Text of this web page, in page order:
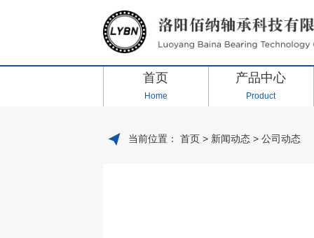
首页
Home
产品中心
Product
当前位置： 首页> 新闻动态> 公司动态